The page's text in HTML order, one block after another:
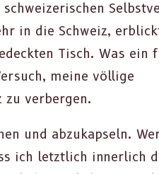
in die Schweiz,
Tisch. Was ein
meine völ­lige
ver­ber­gen.
und abzukapseln.
ich let­ztlich inner­lich